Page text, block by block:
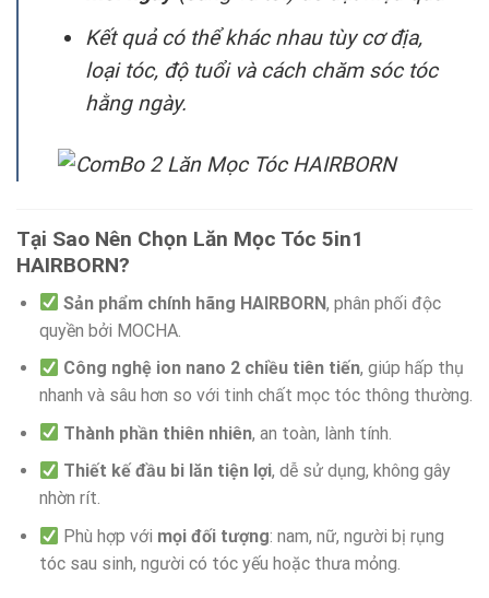
Kết quả có thể khác nhau tùy cơ địa,
loại tóc, độ tuổi và cách chăm sóc tóc
hằng ngày.
Tại Sao Nên Chọn Lăn Mọc Tóc 5in1
HAIRBORN?
Sản phẩm chính hãng HAIRBORN, phân phối độc
quyền bởi MOCHA.
Công nghệ ion nano 2 chiều tiên tiến, giúp hấp thụ
nhanh và sâu hơn so với tinh chất mọc tóc thông thường.
Thành phần thiên nhiên, an toàn, lành tính.
Thiết kế đầu bi lăn tiện lợi, dễ sử dụng, không gây
nhờn rít.
Phù hợp với mọi đối tượng: nam, nữ, người bị rụng
tóc sau sinh, người có tóc yếu hoặc thưa mỏng.